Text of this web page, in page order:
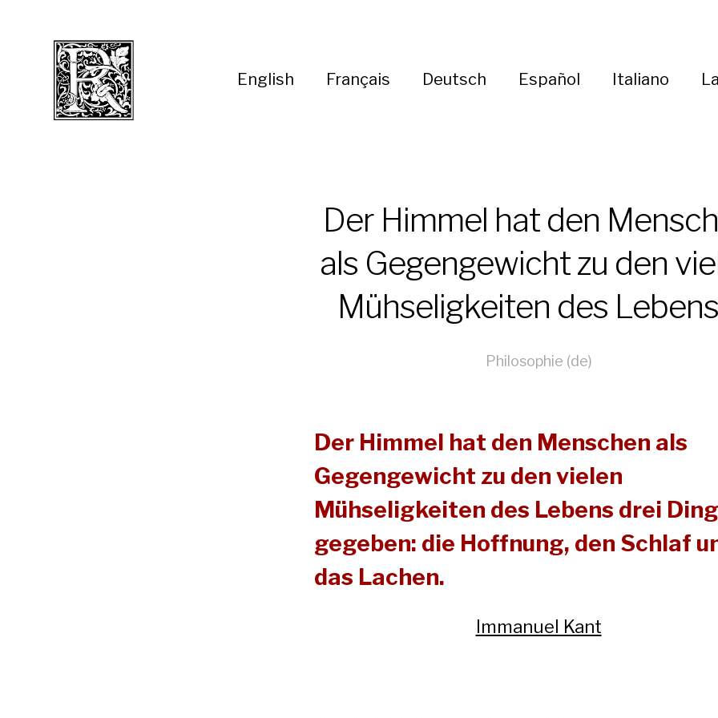
English Français Deutsch Español Italiano
Der Himmel hat den
als Gegengewicht zu den
Mühseligkeiten des
Philosophie (de)
Der Himmel hat den Menschen als
Gegengewicht zu den vielen
Mühseligkeiten des Lebens drei
gegeben: die Hoffnung, den Schlaf
das Lachen.
Immanuel Kant